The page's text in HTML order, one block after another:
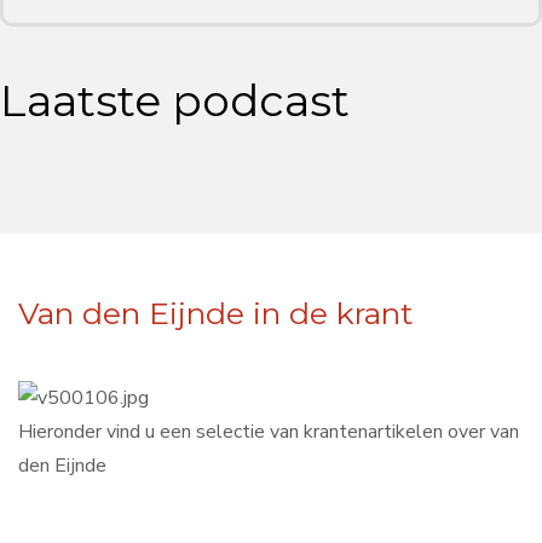
Laatste podcast
Van den Eijnde in de krant
Hieronder vind u een selectie van krantenartikelen over van
den Eijnde